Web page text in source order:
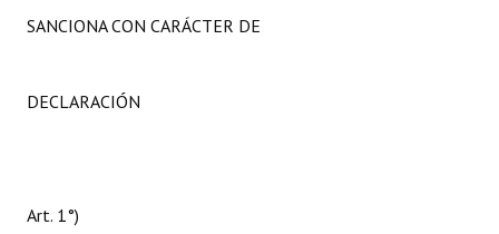
SANCIONA CON CARÁCTER DE
DECLARACIÓN
Art. 1°)